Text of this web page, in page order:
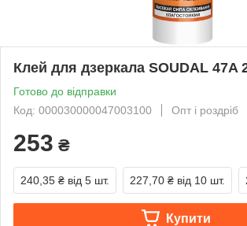
Клей для дзеркала SOUDAL 47A
Готово до відправки
Код: 000030000047003100
Опт і роздріб
253 ₴
240,35 ₴ від 5 шт. 227,70 ₴ від 10 шт.
Купити